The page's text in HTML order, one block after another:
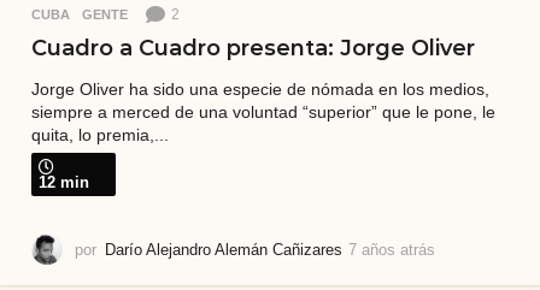
CUBA ,GENTE 2
Cuadro a Cuadro presenta: Jorge Oliver
Jorge Oliver ha sido una especie de nómada en los medios,
siempre a merced de una voluntad “superior” que le pone, le
quita, lo premia,...
12 min
por Darío Alejandro Alemán Cañizares 7 años atrás